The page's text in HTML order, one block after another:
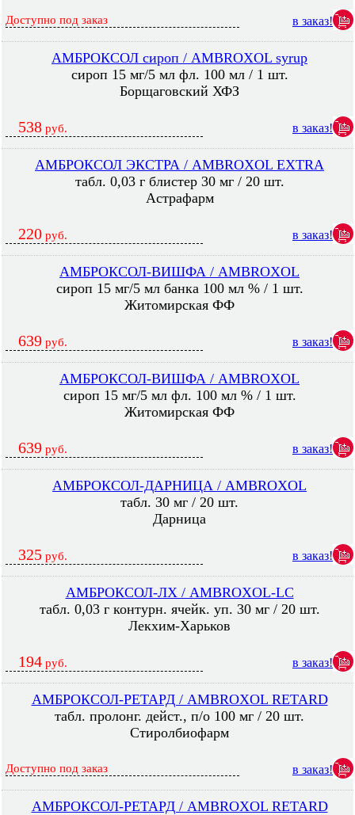
Доступно под заказ в заказ!
АМБРОКСОЛ сироп / AMBROXOL syrup
сироп 15 мг/5 мл фл. 100 мл / 1 шт.
Борщаговский ХФЗ
538 руб. в заказ!
АМБРОКСОЛ ЭКСТРА / AMBROXOL EXTRA
табл. 0,03 г блистер 30 мг / 20 шт.
Астрафарм
220 руб. в заказ!
АМБРОКСОЛ-ВИШФА / AMBROXOL
сироп 15 мг/5 мл банка 100 мл % / 1 шт.
Житомирская ФФ
639 руб. в заказ!
АМБРОКСОЛ-ВИШФА / AMBROXOL
сироп 15 мг/5 мл фл. 100 мл % / 1 шт.
Житомирская ФФ
639 руб. в заказ!
АМБРОКСОЛ-ДАРНИЦА / AMBROXOL
табл. 30 мг / 20 шт.
Дарница
325 руб. в заказ!
АМБРОКСОЛ-ЛХ / AMBROXOL-LC
табл. 0,03 г контурн. ячейк. уп. 30 мг / 20 шт.
Лекхим-Харьков
194 руб. в заказ!
АМБРОКСОЛ-РЕТАРД / AMBROXOL RETARD
табл. пролонг. дейст., п/о 100 мг / 20 шт.
Стиролбиофарм
Доступно под заказ в заказ!
АМБРОКСОЛ-РЕТАРД / AMBROXOL RETARD